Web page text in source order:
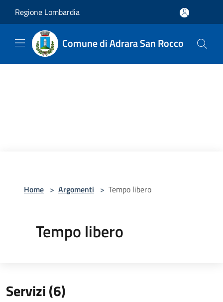
Regione Lombardia
Comune di Adrara San Rocco
Home > Argomenti > Tempo libero
Tempo libero
Servizi (6)